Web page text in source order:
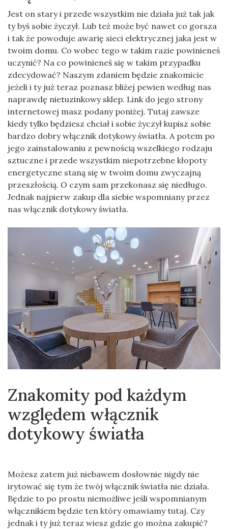
Jest on stary i przede wszystkim nie działa już tak jak
ty byś sobie życzył. Lub też może być nawet co gorsza
i tak że powoduje awarię sieci elektrycznej jaka jest w
twoim domu. Co wobec tego w takim razie powinieneś
uczynić? Na co powinieneś się w takim przypadku
zdecydować? Naszym zdaniem będzie znakomicie
jeżeli i ty już teraz poznasz bliżej pewien według nas
naprawdę nietuzinkowy sklep. Link do jego strony
internetowej masz podany poniżej. Tutaj zawsze
kiedy tylko będziesz chciał i sobie życzył kupisz sobie
bardzo dobry włącznik dotykowy światła. A potem po
jego zainstalowaniu z pewnością wszelkiego rodzaju
sztuczne i przede wszystkim niepotrzebne kłopoty
energetyczne staną się w twoim domu zwyczajną
przeszłością. O czym sam przekonasz się niedługo.
Jednak najpierw zakup dla siebie wspomniany przez
nas włącznik dotykowy światła.
Znakomity pod każdym
względem włącznik
dotykowy światła
Możesz zatem już niebawem dosłownie nigdy nie
irytować się tym że twój włącznik światła nie działa.
Będzie to po prostu niemożliwe jeśli wspomnianym
włącznikiem będzie ten który omawiamy tutaj. Czy
jednak i ty już teraz wiesz gdzie go można zakupić?